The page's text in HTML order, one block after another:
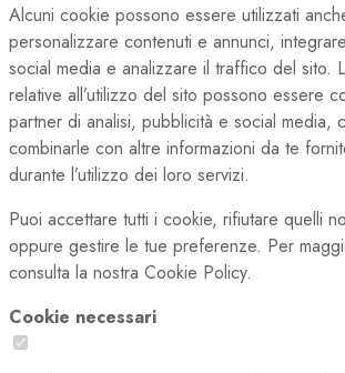
Alcuni cookie possono essere utilizzati
personalizzare contenuti e annunci,
social media e analizzare il traffico del sito.
relative all’utilizzo del sito possono essere
partner di analisi, pubblicità e social media,
combinarle con altre informazioni da te
durante l’utilizzo dei loro servizi.
Puoi accettare tutti i cookie, rifiutare quelli
oppure gestire le tue preferenze. Per
consulta la nostra Cookie Policy.
Cookie necessari